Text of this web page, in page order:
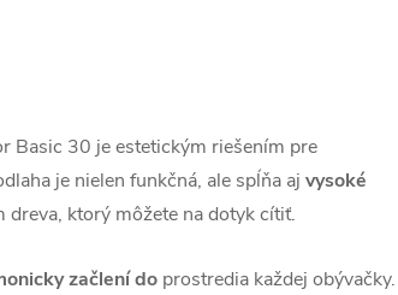
Basic 30 je estetickým riešením pre
je nielen funkčná, ale spĺňa aj vysoké
ktorý môžete na dotyk cítiť.
začlení do prostredia každej obývačky.